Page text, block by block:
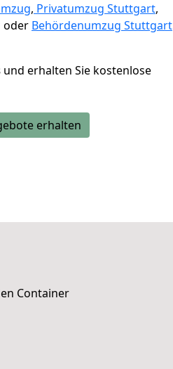
, Privatumzug Stuttgart,
oder Behördenumzug Stuttgart
und erhalten Sie kostenlose
erhalten
Container